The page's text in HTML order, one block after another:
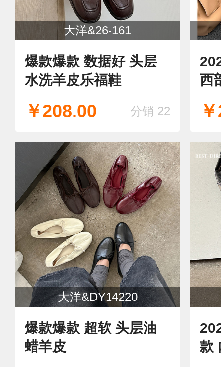
大洋&26-161
爆款爆款 数据好 头层
水洗羊皮乐福鞋
￥208.00 分销 22
西
大洋&DY14220
爆款爆款 超软 头层油
蜡羊皮
款